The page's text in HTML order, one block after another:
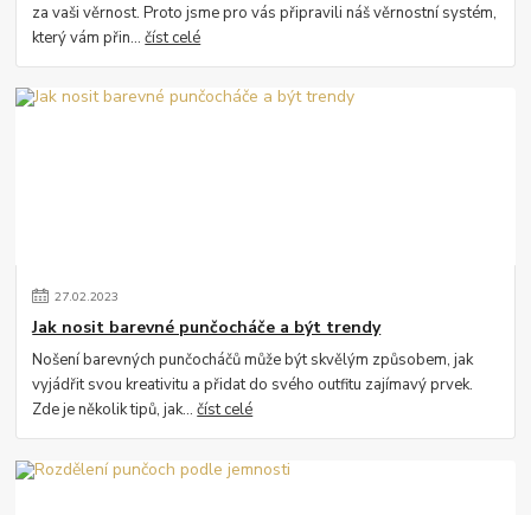
za vaši věrnost. Proto jsme pro vás připravili náš věrnostní systém,
který vám přin...číst celé
27.02.2023
Jak nosit barevné punčocháče a být trendy
Nošení barevných punčocháčů může být skvělým způsobem, jak
vyjádřit svou kreativitu a přidat do svého outfitu zajímavý prvek.
Zde je několik tipů, jak...číst celé